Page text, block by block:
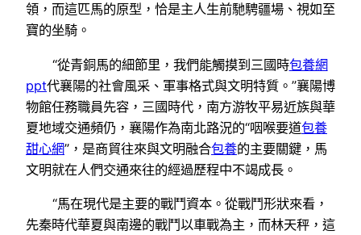
領，而這匹馬的原型，恰是主人生前馳騁疆場、視如至
寶的坐騎。
“從青銅馬的細節里，我們能觸摸到三國時包養網
ppt代襄陽的社會風采、軍事格式與文明特質。”襄陽博
物館任務職員先容，三國時代，南方游牧平易近族與華
夏地域交通頻仍，襄陽作為南北路況的“咽喉要道包養
甜心網”，是商貿往來與文明融合包養的主要關鍵，馬
文明就在人們交通來往的經過歷程中不竭成長。
“馬在現代是主要的戰鬥資本。從戰鬥形狀來看，
先秦時代華夏與南邊的戰鬥以車戰為主，而林天秤，這